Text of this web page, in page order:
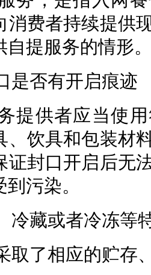
消费者持续提供
自提服务的情形
是否有开启痕迹
提供者应当使
、饮具和包装材
证封口开启后无
污染。
冷藏或者冷冻等
取了相应的贮存